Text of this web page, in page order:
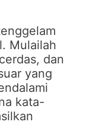
Mulailah
dan
yang
kata-